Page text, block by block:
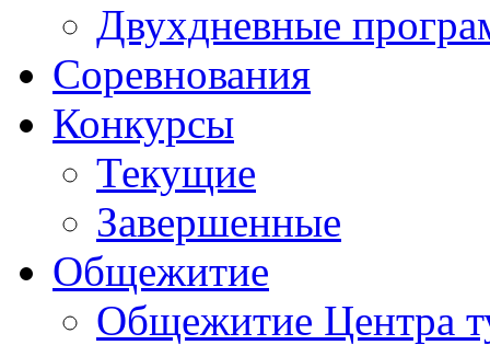
Двухдневные
Соревнования
Конкурсы
Текущие
Завершенные
Общежитие
Общежитие Центра